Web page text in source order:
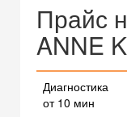
Прайс
ANNE
Диагностика
от 10 мин